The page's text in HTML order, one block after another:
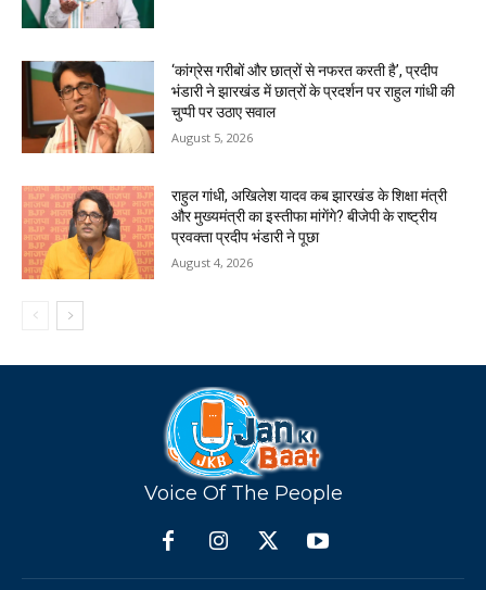
‘कांग्रेस गरीबों और छात्रों से नफरत करती है’, प्रदीप
भंडारी ने झारखंड में छात्रों के प्रदर्शन पर राहुल गांधी की
चुप्पी पर उठाए सवाल
August 5, 2026
राहुल गांधी, अखिलेश यादव कब झारखंड के शिक्षा मंत्री
और मुख्यमंत्री का इस्तीफा मांगेंगे? बीजेपी के राष्ट्रीय
प्रवक्ता प्रदीप भंडारी ने पूछा
August 4, 2026
Voice Of The People